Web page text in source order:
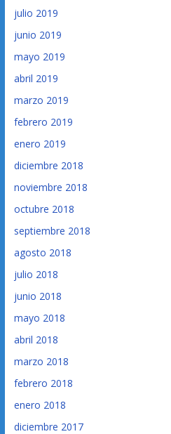
julio 2019
junio 2019
mayo 2019
abril 2019
marzo 2019
febrero 2019
enero 2019
diciembre 2018
noviembre 2018
octubre 2018
septiembre 2018
agosto 2018
julio 2018
junio 2018
mayo 2018
abril 2018
marzo 2018
febrero 2018
enero 2018
diciembre 2017